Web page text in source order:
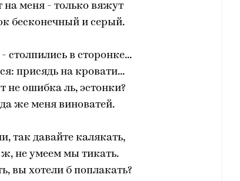
на меня - только вяжут
бесконечный и серый.
столпились в сторонке...
присядь на кровати...
не ошибка ль, эстонки?
же меня виноватей.
так давайте калякать,
не умеем мы тикать.
вы хотели б поплакать?